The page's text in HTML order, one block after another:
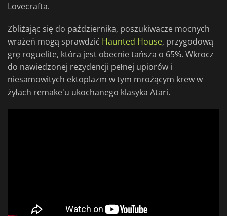
Lovecrafta.
Zbliżając się do października, poszukiwacze mocnych
wrażeń mogą sprawdzić Haunted House, przygodową
grę roguelite, która jest obecnie tańsza o 65%. Wkrocz
do nawiedzonej rezydencji pełnej upiorów i
niesamowitych ektoplazm w tym mrożącym krew w
żyłach remake'u ukochanego klasyka Atari.